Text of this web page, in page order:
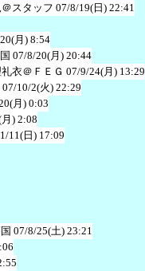
スタッフ 07/8/19(日) 22:41
月) 8:54
07/8/20(月) 20:44
衣＠ＦＥＧ 07/9/24(月) 13:29
07/10/2(火) 22:29
月) 0:03
) 2:08
11(日) 17:09
07/8/25(土) 23:21